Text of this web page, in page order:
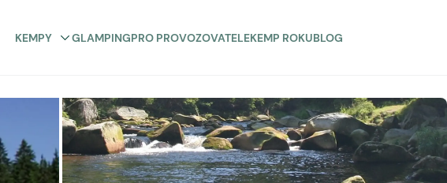
KEMPY GLAMPINGPRO PROVOZOVATELEKEMP ROKUBLOG